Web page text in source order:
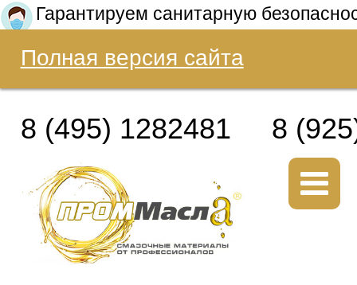
Гарантируем санитарную
Полная версия сайта
8 (495) 1282481 8